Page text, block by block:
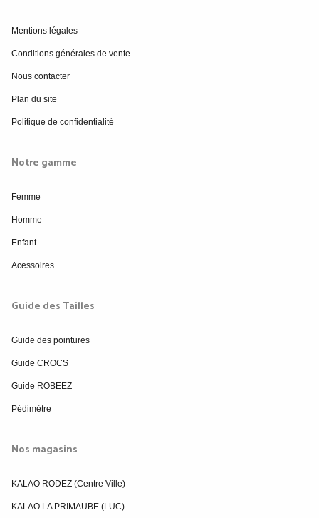
Mentions légales
Conditions générales de vente
Nous contacter
Plan du site
Politique de confidentialité
Notre gamme
Femme
Homme
Enfant
Acessoires
Guide des Tailles
Guide des pointures
Guide CROCS
Guide ROBEEZ
Pédimètre
Nos magasins
KALAO RODEZ (Centre Ville)
KALAO LA PRIMAUBE (LUC)